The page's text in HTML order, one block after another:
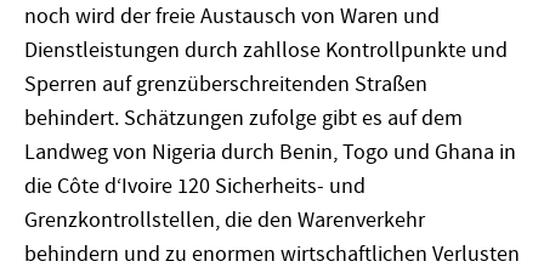
noch wird der freie Austausch von Waren und
Dienstleistungen durch zahllose Kontrollpunkte und
Sperren auf grenzüberschreitenden Straßen
behindert. Schätzungen zufolge gibt es auf dem
Landweg von Nigeria durch Benin, Togo und Ghana in
die Côte d‘Ivoire 120 Sicherheits- und
Grenzkontrollstellen, die den Warenverkehr
behindern und zu enormen wirtschaftlichen Verlusten